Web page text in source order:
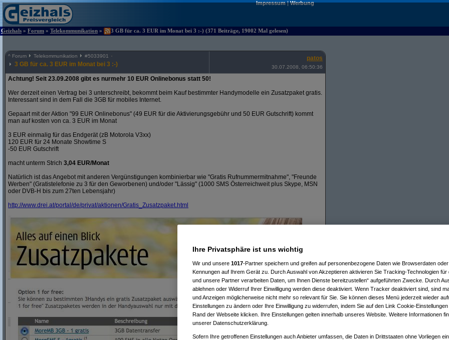
Impressum|Werbung
Geizhals » Forum » Telekommunikation » 3 GB für ca. 3 EUR im Monat bei 3 :-) (371 Beiträge, 19002 Mal gelesen)
^ Forum Telekommunikation #5033901
3 GB für ca. 3 EUR im Monat bei 3 :-)
patos
30.07.2008, 06:50:36
Achtung! Seit 23.09.2008 gibt es nurmehr 10 EUR Onlinebonus statt 50!
Wer derzeit einen Vertrag bei 3 unterschreibt, bekommt beim Kauf bestimmter Handymodelle ein Zusatzpaket gratis.
Interessant sind in dem Fall die 3GB für mobiles Internet.
Gepaart mit der Aktion "99 EUR Onlinebonus" (49 EUR für die Aktivierungsgebühr und 50 EUR Gutschrift) kommt
man auf kosten von ca. 3 EUR im Monat
3 EUR einmalig für das Endgerät (zB Motorola V3xx)
120 EUR für 24 Monate Showtime S
-50 EUR Gutschrift
macht unterm Strich 3,04 EUR/Monat
Natürlich ist das Angebot mit anderen Vergünstigungen kombinierbar wie "Gratis Rufnummermitnahme", "Freunde
Werben" (Gratistelefonie zu 3 für den Geworbenen) und/oder "Lässig" (1000 SMS Österreichweit plus Skype, MSN
oder DVB-H bis zum 27ten Lebensjahr)
http://www.drei.at/portal/de/privat/aktionen/Gratis_Zusatzpaket.html
Ihre Privatsphäre ist uns wichtig
Wir und unsere 1017-Partner speichern und greifen auf personenbezogene Daten wie Browserdaten
Kennungen auf Ihrem Gerät zu. Durch Auswahl von Akzeptieren aktivieren Sie Tracking-Technologien für
und unsere Partner verarbeiten Daten, um Ihnen Dienste bereitzustellen“ aufgeführten Zwecke. Durch
ablehnen oder Widerruf Ihrer Einwilligung werden diese deaktiviert. Wenn Tracker deaktiviert sind, sind
und Anzeigen möglicherweise nicht mehr so relevant für Sie. Sie können dieses Menü jederzeit wieder
Einstellungen zu ändern oder Ihre Einwilligung zu widerrufen, indem Sie auf den Link Cookie-
Rand der Webseite klicken. Ihre Einstellungen gelten innerhalb unseres Website. Weitere Informationen
unserer Datenschutzerklärung.
Sofern Ihre getroffenen Einstellungen auch Anbieter umfassen, die Daten in Drittstaaten ohne Vorliegen